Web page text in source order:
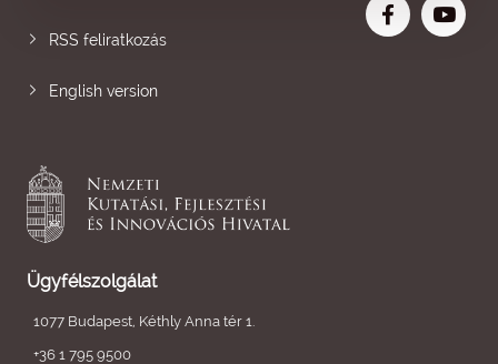
RSS feliratkozás
English version
Ügyfélszolgálat
1077 Budapest, Kéthly Anna tér 1.
+36 1 795 9500